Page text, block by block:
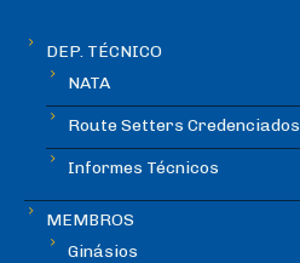
DEP. TÉCNICO
NATA
Route Setters Credenciados
Informes Técnicos
MEMBROS
Ginásios